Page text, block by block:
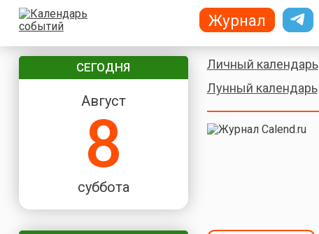
СЕГОДНЯ
Август
8
суббота
Личный календарь
Лунный календарь
Журнал